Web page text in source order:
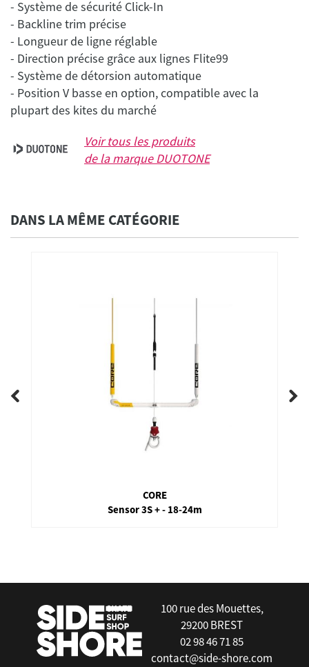
- Système de sécurité Click-In
- Backline trim précise
- Longueur de ligne réglable
- Direction précise grâce aux lignes Flite99
- Système de détorsion automatique
- Position V basse en option, compatible avec la
Voir tous les produits
de la marqueDUOTONE
DANS LA MÊME CATÉGORIE
CORE
Sensor 3S + - 18-24m
100 rue des Mouettes,
29200 BREST
02 98 46 71 85
contact@side-shore.com